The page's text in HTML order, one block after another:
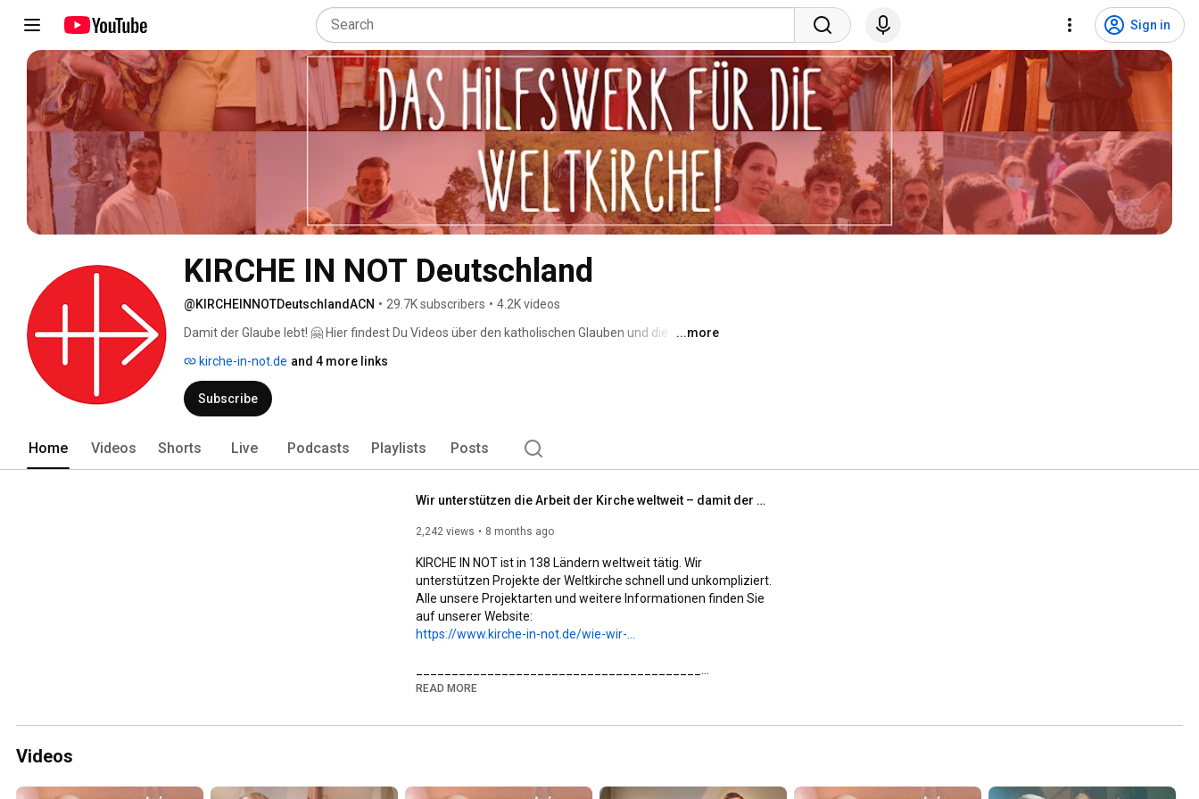
Sign in
KIRCHE IN NOT Deutschland
@KIRCHEINNOTDeutschlandACN • 29.7K subscribers • 4.2K videos
Damit der Glaube lebt! 🤗 Hier findest Du Videos über den katholischen Glauben und die
👍🏼! Wenn Du nichts mehr verpassen möchtest: Kanal abonnieren!
...more
kirche-in-not.de and 4 more links
Subscribe
Home Videos Shorts Live Podcasts Playlists Posts
Wir unterstützen die Arbeit der Kirche weltweit – damit der Glaube lebt!
2,242 views 8 months ago
KIRCHE IN NOT ist in 138 Ländern weltweit tätig. Wir
unterstützen Projekte der Weltkirche schnell und unkompliziert.
Alle unsere Projektarten und weitere Informationen finden Sie
https://www.kirche-in-not.de/wie-wir-...
✨ Mehr über KIRCHE IN NOT erfahren:
📘 Facebook: facebook.com/KircheInNot.de
Wir sind ein internationales katholisches Hilfswerk und eine
READ MORE
Videos